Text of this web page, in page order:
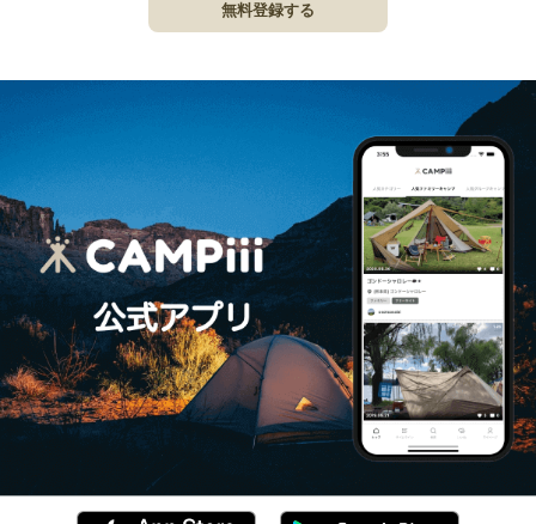
無料登録する